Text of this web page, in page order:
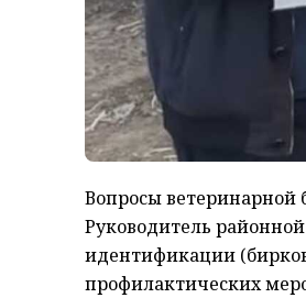
Вопросы ветеринарной
Руководитель
идентификации
профилактических